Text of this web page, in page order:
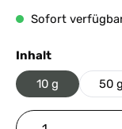
Sofort
Inhaltauswählen
10 g 50 g
Produkt